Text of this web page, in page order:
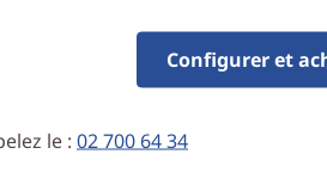
Un
Le
Configurer et
le : 02 700 64 34